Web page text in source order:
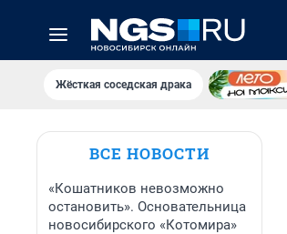
Жёсткая соседская драка
ВСЕ НОВОСТИ
«Кошатников невозможно
остановить». Основательница
новосибирского «Котомира»